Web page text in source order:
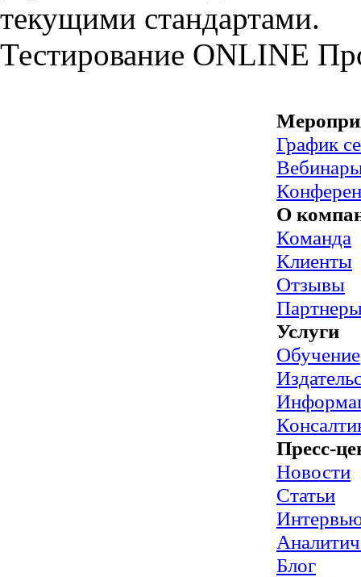
текущими стандартами.
Тестирование ONLINE
График
О
Команда
Клиенты
Отзывы
Услуги
Обучение
Пресс-
Новости
Статьи
Блог